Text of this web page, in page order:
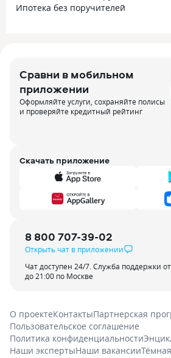
Ипотека без поручителей
Сравни в мобильном
приложении
Оформляйте услуги, сохраняйте полисы
и проверяйте кредитный рейтинг
Скачать приложение
8 800 707-39-02
Открыть чат в приложении
Чат доступен 24/7. Служба поддержки
до 21:00 по Москве
О проектеКонтактыПартнерская
Пользовательское соглашение
Политика конфиденциальности
Наши экспертыНаши вакансии